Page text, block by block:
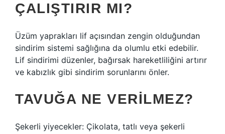
ÇALIŞTIRIR MI?
Üzüm yaprakları lif açısından zengin olduğundan
sindirim sistemi sağlığına da olumlu etki edebilir.
Lif sindirimi düzenler, bağırsak hareketliliğini artırır
ve kabızlık gibi sindirim sorunlarını önler.
TAVUĞA NE VERILMEZ?
Şekerli yiyecekler: Çikolata, tatlı veya şekerli